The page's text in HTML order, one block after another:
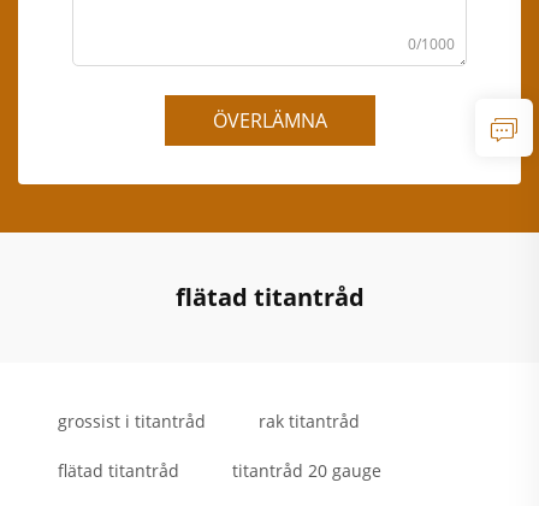
0/1000
ÖVERLÄMNA
flätad titantråd
grossist i titantråd rak titantråd
flätad titantråd titantråd 20 gauge